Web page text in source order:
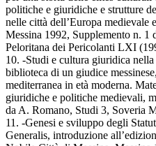
politiche e giuridiche e strutture
nelle città dell’Europa medievale
Messina 1992, Supplemento n. 1
Peloritana dei Pericolanti LXI
10. -Studi e cultura giuridica
biblioteca di un giudice
mediterranea in età moderna.
giuridiche e politiche medievali,
da A. Romano, Studi 3, Soveria
11. -Genesi e sviluppo degli
Generalis, introduzione